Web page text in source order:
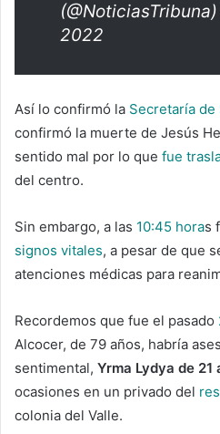
(@NoticiasTribuna)
2022
Así lo confirmó la Secretaría de
confirmó la muerte de Jesús
sentido mal por lo que fue
del centro.
Sin embargo, a las 10:45 horas
signos vitales, a pesar de que
atenciones médicas para
Recordemos que fue el pasado
Alcocer, de 79 años, habría
sentimental, Yrma Lydya de 21
ocasiones en un privado del
colonia del Valle.